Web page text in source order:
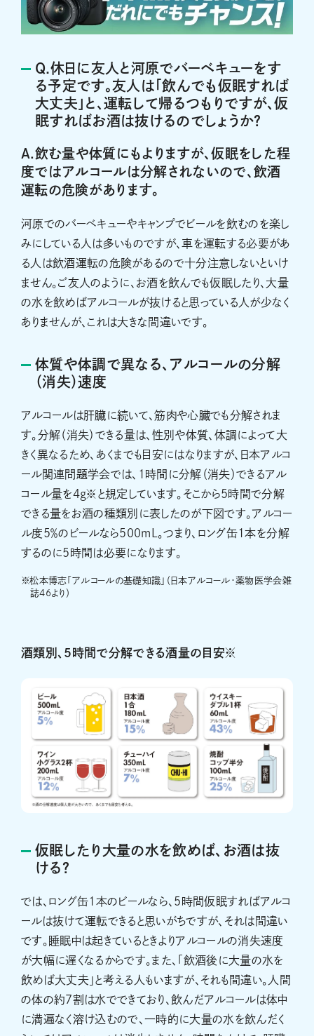
Q.休日に友人と河原でバーベキューをす
る予定です。友人は「飲んでも仮眠すれば
大丈夫」と、運転して帰るつもりですが、仮
眠すればお酒は抜けるのでしょうか？
A.飲む量や体質にもよりますが、仮眠をした程
度ではアルコールは分解されないので、飲酒
運転の危険があります。
河原でのバーベキューやキャンプでビールを飲むのを楽し
みにしている人は多いものですが、車を運転する必要があ
る人は飲酒運転の危険があるので十分注意しないといけ
ません。ご友人のように、お酒を飲んでも仮眠したり、大量
の水を飲めばアルコールが抜けると思っている人が少なく
ありませんが、これは大きな間違いです。
体質や体調で異なる、アルコールの分解
（消失）速度
アルコールは肝臓に続いて、筋肉や心臓でも分解されま
す。分解（消失）できる量は、性別や体質、体調によって大
きく異なるため、あくまでも目安にはなりますが、日本アルコ
ール関連問題学会では、1時間に分解（消失）できるアル
コール量を4g※と規定しています。そこから5時間で分解
できる量をお酒の種類別に表したのが下図です。アルコー
ル度5％のビールなら500mL。つまり、ロング缶1本を分解
するのに5時間は必要になります。
※松本博志「アルコールの基礎知識」（日本アルコール・薬物医学会雑
誌46より）
酒類別、5時間で分解できる酒量の目安※
仮眠したり大量の水を飲めば、お酒は抜
ける？
では、ロング缶1本のビールなら、5時間仮眠すればアルコ
ールは抜けて運転できると思いがちですが、それは間違い
です。睡眠中は起きているときよりアルコールの消失速度
が大幅に遅くなるからです。また、「飲酒後に大量の水を
飲めば大丈夫」と考える人もいますが、それも間違い。人間
の体の約7割は水でできており、飲んだアルコールは体中
に満遍なく溶け込むので、一時的に大量の水を飲んだく